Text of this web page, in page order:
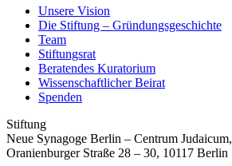
Unsere Vision
Die Stiftung – Gründungsgeschichte
Team
Stiftungsrat
Beratendes Kuratorium
Wissenschaftlicher Beirat
Spenden
Stiftung
Neue Synagoge Berlin – Centrum Judaicum,
Oranienburger Straße 28 – 30, 10117 Berlin